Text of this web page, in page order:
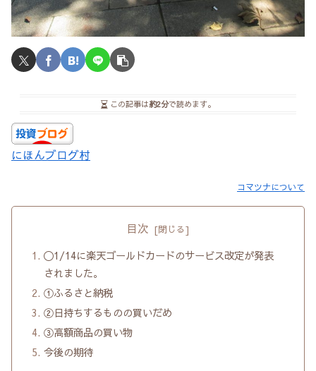
この記事は約2分で読めます。
にほんブログ村
コマツナについて
目次
〇1/14に楽天ゴールドカードのサービス改定が発表
されました。
①ふるさと納税
②日持ちするものの買いだめ
③高額商品の買い物
今後の期待